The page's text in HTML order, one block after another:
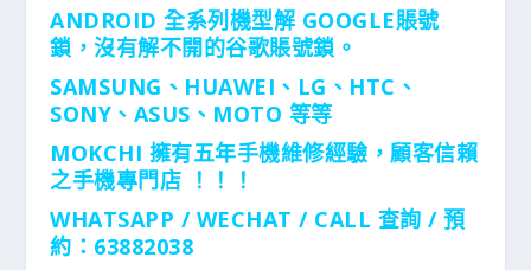
ANDROID 全系列機型解 GOOGLE賬號
鎖，沒有解不開的谷歌賬號鎖。
SAMSUNG、HUAWEI、LG、HTC、
SONY、ASUS、MOTO 等等
MOKCHI 擁有五年手機維修經驗，顧客信賴
之手機專門店 ！！！
WHATSAPP / WECHAT / CALL 查詢 / 預
約：63882038